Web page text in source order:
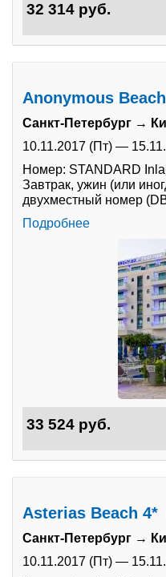
32 314 руб.
Anonymous
Санкт-Петербург →
10.11.2017 (Пт) —
Номер: STANDARD
Завтрак, ужин (или
двухместный номер
Подробнее
33 524 руб.
Asterias Beach 4*
Санкт-Петербург →
10.11.2017 (Пт) —